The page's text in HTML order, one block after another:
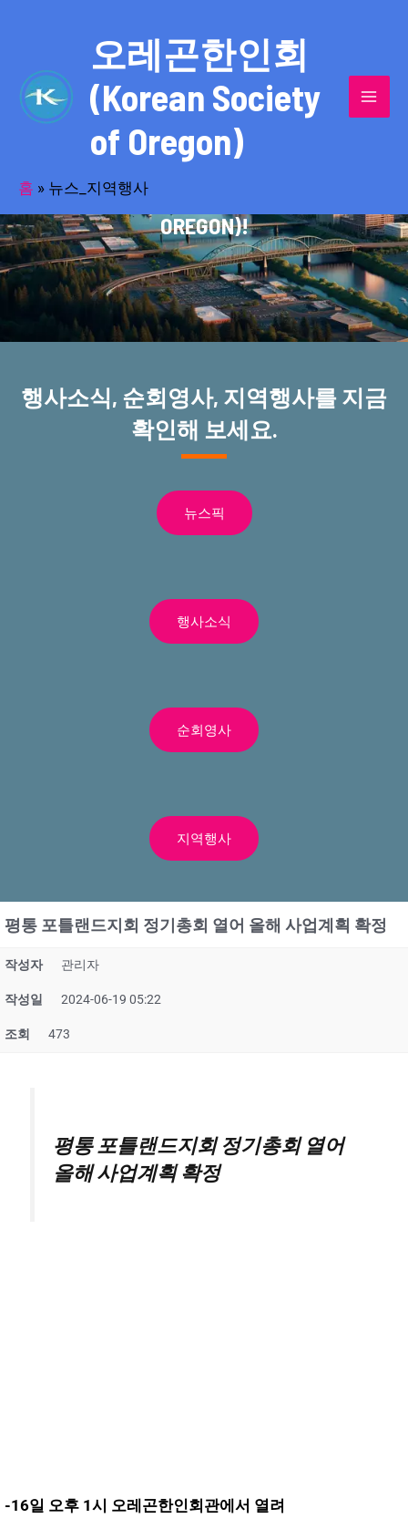
오레곤한인회
(Korean Society
of Oregon)
홈 » 뉴스_지역행사
반세기의 세월을 품고 동포사회를 섬겨온
오레곤한인회(KOREAN SOCIETY OF
OREGON)!
행사소식, 순회영사, 지역행사를 지금
확인해 보세요.
뉴스픽
행사소식
순회영사
지역행사
평통 포틀랜드지회 정기총회 열어 올해 사업계획 확정
작성자 관리자
작성일 2024-06-19 05:22
조회 473
평통 포틀랜드지회 정기총회 열어
올해 사업계획 확정
-16일 오후 1시 오레곤한인회관에서 열려